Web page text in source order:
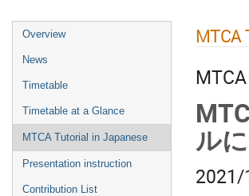
Overview
News
Timetable
Timetable at a Glance
MTCA Tutorial in Japanese
Presentation instruction
Contribution List
MTCA
ル